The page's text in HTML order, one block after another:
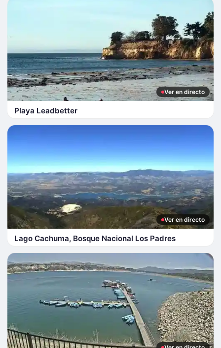
Ver en directo
Playa Leadbetter
Ver en directo
Lago Cachuma, Bosque Nacional Los Padres